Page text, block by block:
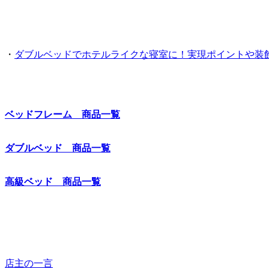
・ ダブルベッドでホテルライクな寝室に！実現ポイントや装
ベッドフレーム 商品一覧
ダブルベッド 商品一覧
高級ベッド 商品一覧
店主の一言